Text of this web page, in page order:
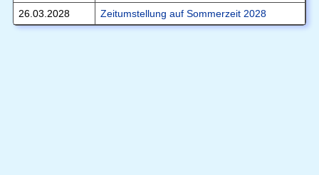
26.03.2028
Zeitumstellung auf Sommerzeit 2028